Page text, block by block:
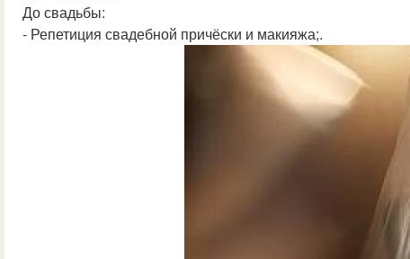
До свадьбы:
- Репетиция свадебной причёски и макияжа;.